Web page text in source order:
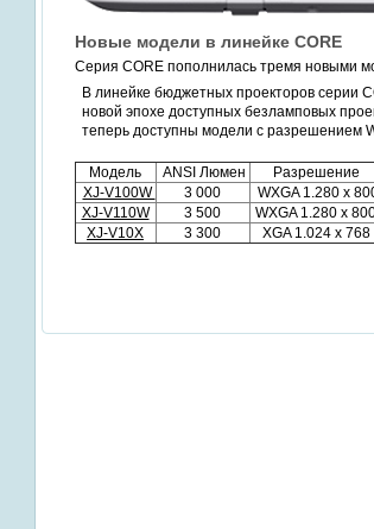
Новые модели в линейке CORE
Серия CORE пополнилась тремя новыми
В линейке бюджетных проекторов серии
новой эпохе доступных безламповых
теперь доступны модели с разрешением
Модель ANSI Люмен
Разрешение
XJ-V100W
3 000
WXGA 1.280 x
XJ-V110W
3 500
WXGA 1.280 x
XJ-V10X
3 300 XGA 1.024 x 768